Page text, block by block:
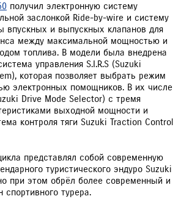
получил электронную систему
заслонкой Ride-by-wire и систему
впускных и выпускных клапанов для
между максимальной мощностью и
топлива. В модели была внедрена
управления S.I.R.S (Suzuki
которая позволяет выбрать режим
электронных помощников. В их числе
Drive Mode Selector) с тремя
выходной мощности и
контроля тяги Suzuki Traction Control
представлял собой современную
туристического эндуро Suzuki
при этом обрёл более современный и
турера.